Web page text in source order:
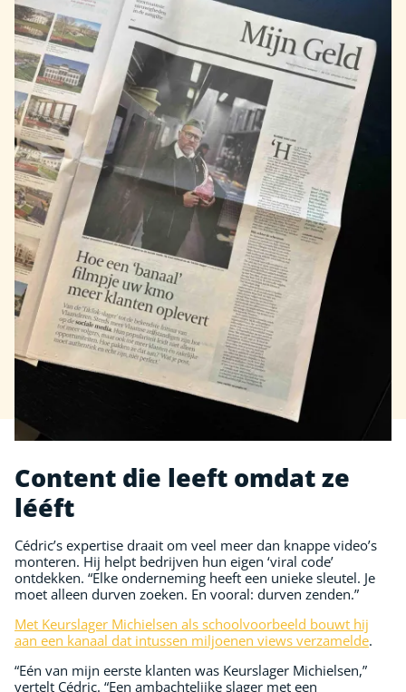
Content die leeft omdat ze
lééft
Cédric’s expertise draait om veel meer dan knappe video’s
monteren. Hij helpt bedrijven hun eigen ‘viral code’
ontdekken. “Elke onderneming heeft een unieke sleutel. Je
moet alleen durven zoeken. En vooral: durven zenden.”
Met Keurslager Michielsen als schoolvoorbeeld bouwt hij
aan een kanaal dat intussen miljoenen views verzamelde.
“Eén van mijn eerste klanten was Keurslager Michielsen,”
vertelt Cédric. “Een ambachtelijke slager met een